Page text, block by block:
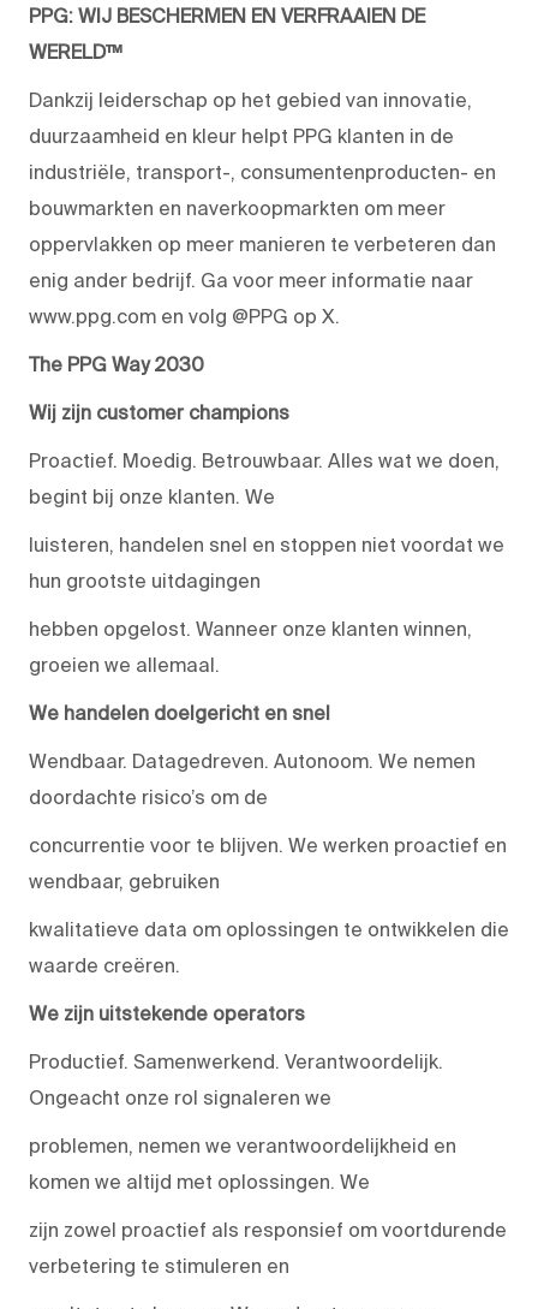
PPG: WIJ BESCHERMEN EN VERFRAAIEN DE
WERELD™
Dankzij leiderschap op het gebied van innovatie,
duurzaamheid en kleur helpt PPG klanten in de
industriële, transport-, consumentenproducten- en
bouwmarkten en naverkoopmarkten om meer
oppervlakken op meer manieren te verbeteren dan
enig ander bedrijf. Ga voor meer informatie naar
www.ppg.com en volg @PPG op X.
The PPG Way 2030
Wij zijn customer champions
Proactief. Moedig. Betrouwbaar. Alles wat we doen,
begint bij onze klanten. We
luisteren, handelen snel en stoppen niet voordat we
hun grootste uitdagingen
hebben opgelost. Wanneer onze klanten winnen,
groeien we allemaal.
We handelen doelgericht en snel
Wendbaar. Datagedreven. Autonoom. We nemen
doordachte risico’s om de
concurrentie voor te blijven. We werken proactief en
wendbaar, gebruiken
kwalitatieve data om oplossingen te ontwikkelen die
waarde creëren.
We zijn uitstekende operators
Productief. Samenwerkend. Verantwoordelijk.
Ongeacht onze rol signaleren we
problemen, nemen we verantwoordelijkheid en
komen we altijd met oplossingen. We
zijn zowel proactief als responsief om voortdurende
verbetering te stimuleren en